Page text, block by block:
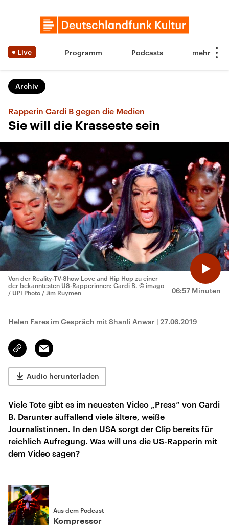
Live Programm Podcasts
Archiv
Rapperin Cardi B gegen die Medien
Sie will die Krasseste sein
06:57 Minuten
Von der Reality-TV-Show Love and Hip Hop zu einer
der bekanntesten US-Rapperinnen: Cardi B. © imago
/ UPI Photo / Jim Ruymen
Helen Fares im Gespräch mit Shanli Anwar | 27.06.2019
Link
kopieren/teilen
Email
Audio herunterladen
Viele Tote gibt es im neuesten Video „Press“ von Cardi
B. Darunter auffallend viele ältere, weiße
Journalistinnen. In den USA sorgt der Clip bereits für
reichlich Aufregung. Was will uns die US-Rapperin mit
dem Video sagen?
Aus dem Podcast
Kompressor